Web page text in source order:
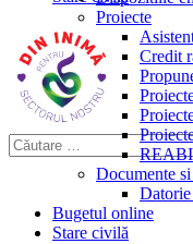
Proiecte
Credit
Documente
Bugetul online
Stare civilă